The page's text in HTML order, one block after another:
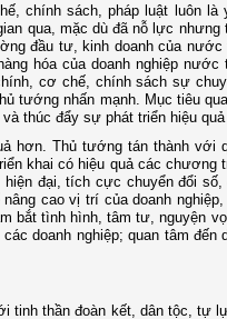
chính sách, pháp luật luôn
qua, mặc dù đã nỗ lực
đầu tư, kinh doanh của
hóa của doanh nghiệp nước
cơ chế, chính sách sự
tướng nhấn mạnh. Mục tiêu
thúc đẩy sự phát triển hiệu quả
hơn. Thủ tướng tán thành với
khai có hiệu quả các chương
đại, tích cực chuyển đổi
cao vị trí của doanh
bắt tình hình, tâm tư, nguyện
doanh nghiệp; quan tâm đến
tinh thần đoàn kết, dân tộc, tự